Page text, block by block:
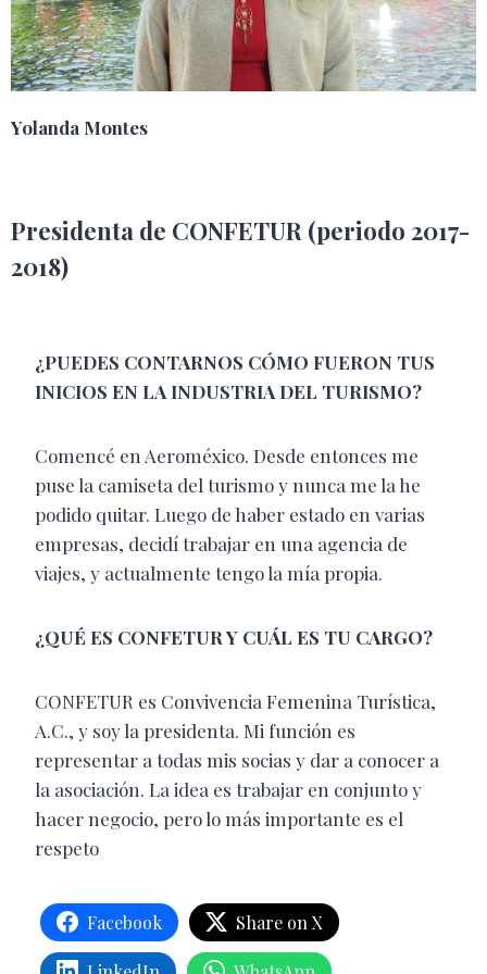
Yolanda Montes
Presidenta de CONFETUR (periodo 2017-
2018)
¿PUEDES CONTARNOS CÓMO FUERON TUS
INICIOS EN LA INDUSTRIA DEL TURISMO?
Comencé en Aeroméxico. Desde entonces me
puse la camiseta del turismo y nunca me la he
podido quitar. Luego de haber estado en varias
empresas, decidí trabajar en una agencia de
viajes, y actualmente tengo la mía propia.
¿QUÉ ES CONFETUR Y CUÁL ES TU CARGO?
CONFETUR es Convivencia Femenina Turística,
A.C., y soy la presidenta. Mi función es
representar a todas mis socias y dar a conocer a
la asociación. La idea es trabajar en conjunto y
hacer negocio, pero lo más importante es el
respeto
Facebook Share on X